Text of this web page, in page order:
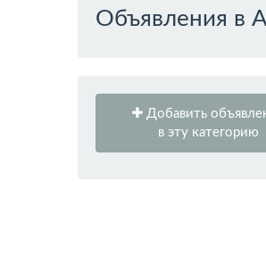
Объявления в
Добавить
в эту категорию